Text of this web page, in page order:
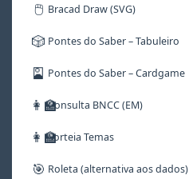
🖱️ Bracad Draw (SVG)
🎲 Pontes do Saber – Tabuleiro
🎴 Pontes do Saber – Cardgame
👩‍🏫Consulta BNCC (EM)
👩‍🏫Sorteia Temas
🎯 Roleta (alternativa aos dados)